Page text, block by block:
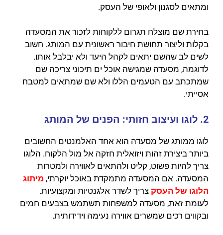
ומתאים לסגנון ולאופי של העסק.
בחירת שם מוצלח תגרום ללקוחות לזכור את המסעדה
בקלות וליצור תחושת חיבור ראשונית עם המותג. חשוב
לשים לב שהשם יתאים לקהל היעד ולא יבלבל אותו.
לדוגמה, מסעדה שמגישה אוכל ים תיכוני צריכה שם
שמתכתב עם הטעמים הללו ולא שם שמתאים למטבח
אסייתי.
2. לוגו ועיצוב חזותי: הפנים של המותג
לוגו ממותג של מסעדה הוא אחד האלמנטים החשובים
ביותר ביצירת זהות ויזואלית חזקה אל מול הלקוח. הלוגו
צריך להיות פשוט, קליט ולהתאים לאווירה ולמטרות
המסעדה. אם המסעדה מתמקדת באוכל יוקרתי, מיתוג
הלוגו של העסק צריך לשדר אלגנטיות ומקצועיות.
לעומת זאת, מסעדה למשפחות תשתמש בצבעים חמים
ובקווים רכים שמשרים אווירה נעימה וידידותית.